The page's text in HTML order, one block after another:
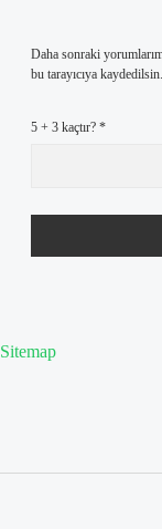
Daha sonraki
bu tarayıcıya kaydedilsin.
5 + 3 kaçtır? *
Sitemap